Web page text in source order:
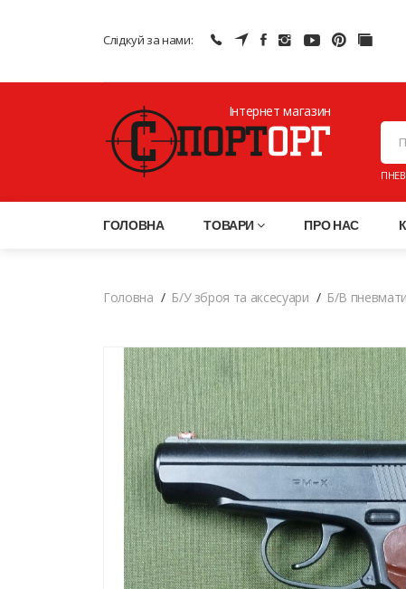
Слідкуй за нами:
Інтернет магазин
ГОЛОВНА ТОВАРИ ПРО НАС
Головна Б/У зброя та аксесуари Б/В